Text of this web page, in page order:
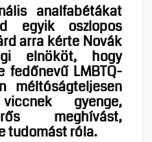
analfabétákat
egyik oszlopos
arra kérte Novák
elnököt, hogy
fedőnevű LMBTQ-
méltóságteljesen
gyenge,
meghívást,
tudomást róla.